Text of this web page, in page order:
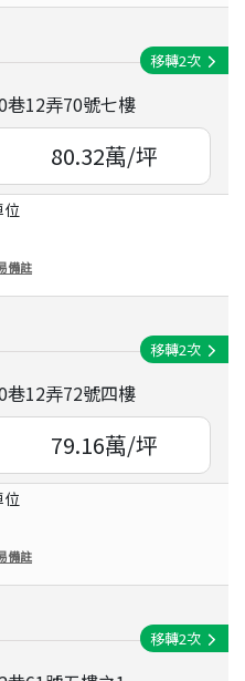
巷12弄70號七樓
移轉2次
80.32萬/坪
備註
巷12弄72號四樓
移轉2次
79.16萬/坪
備註
移轉2次